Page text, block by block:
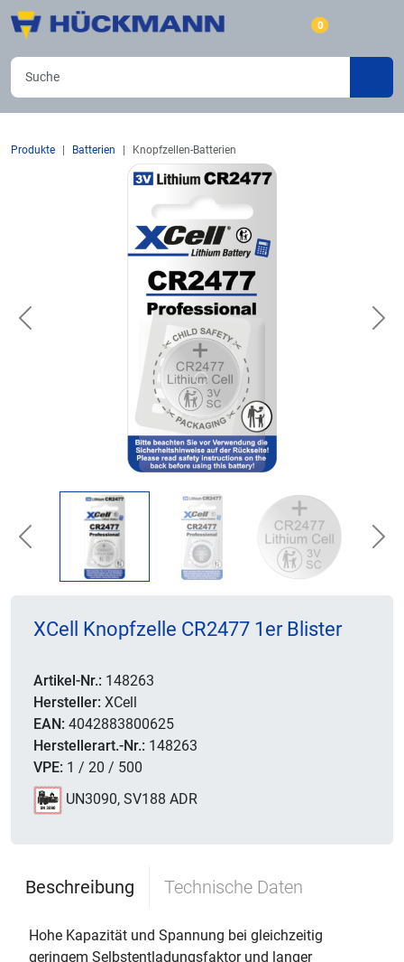
0
Produkte Batterien Knopfzellen-Batterien
Previous
Previous
XCell Knopfzelle CR2477 1er Blister
Artikel-Nr.: 148263
Hersteller: XCell
EAN: 4042883800625
Herstellerart.-Nr.: 148263
VPE: 1 / 20 / 500
UN3090, SV188 ADR
Beschreibung Technische Daten
Hohe Kapazität und Spannung bei gleichzeitig
geringem Selbstentladungsfaktor und langer